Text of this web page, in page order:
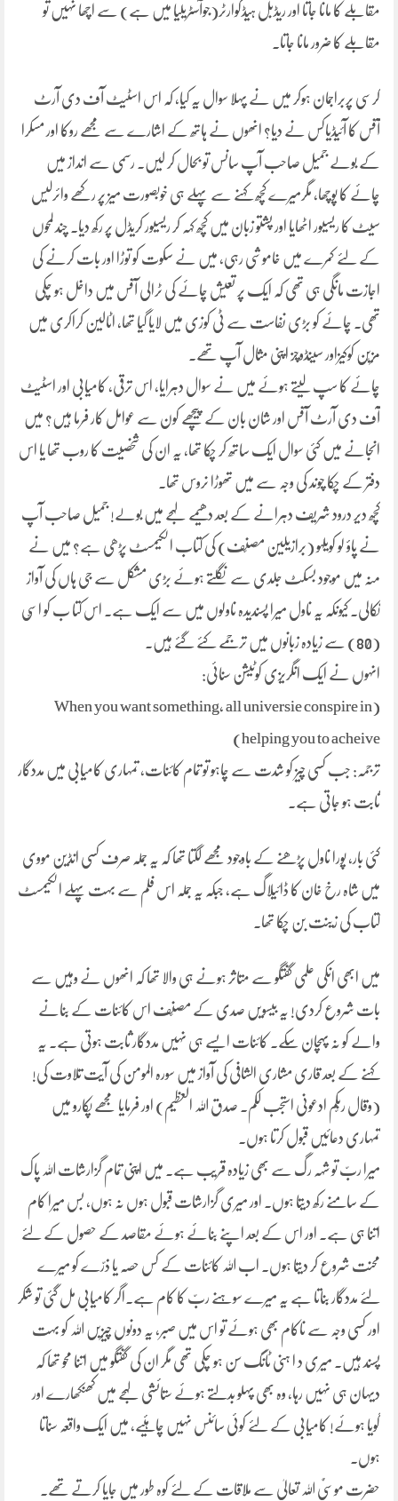
مقابلے کا مانا جاتا اور ریڈبل ہیڈکوارٹر(جوآسٹریلیا میں ہے) سے اچھا نہیں تو
مقابلے کا ضرور مانا جاتا۔
کرسی پربراجمان ہوکر میں نے پہلا سوال یہ کیا، کہ اس اسٹیٹ آف دی آرٹ
آفس کا آئیڈیاکس نے دیا؟ انھوں نے ہاتھ کے اشارے سے مجھے روکا اور مسکرا
کے بولے جمیل صاحب آپ سانس تو بحال کر لیں۔ رسمی سے انداز میں
چائے کا پوچھا، مگرمیرے کچھ کہنے سے پہلے ہی خوبصورت میز پر رکھے وائرلیس
سیٹ کا ریسیور اٹھایا اور پشتو زبان میں کچھ کہہ کر ریسیور کریڈل پر رکھ دیا۔ چند لمحوں
کے لئے کمرے میں خاموشی رہی، میں نے سکوت کو توڑا اور بات کرنے کی
اجازت مانگی ہی تھی کہ ایک پر تعیش چائے کی ٹرالی آفس میں داخل ہو چکی
تھی۔ چائے کو بڑی نفاست سے ٹی کوزی میں لایا گیا تھا، اٹالین کراکری میں
مزیّن کوکیزاور سینڈوچز اپنی مثال آپ تھے۔
چائے کا سپ لیتے ہوئے میں نے سوال دہرایا، اس ترقی، کامیابی اور اسٹیٹ
آف دی آرٹ آفس اور شان بان کے پیچھے کون سے عوامل کار فرما ہیں؟ میں
انجانے میں کئی سوال ایک ساتھ کر چکا تھا، یہ ان کی شخصیت کا روب تھا یا اس
دفتر کے چکا چوند کی وجہ سے میں تھوڑا نروس تھا۔
کچھ دیر درود شریف دہرانے کے بعد دھیمے لہجے میں بولے! جمیل صاحب آپ
نے پاؤ لو کویلہو (برازیلین مصنّف) کی کتاب الکیمسٹ پڑھی ہے؟ میں نے
منہ میں موجود بسکٹ جلدی سے نگلتے ہوئے بڑی مشکل سے جی ہاں کی آواز
نکالی۔ کیونکہ یہ ناول میرا پسندیدہ ناولوں میں سے ایک ہے۔ اس کتا ب کو اسّی
(80) سے زیادہ زبانوں میں ترجمے کئے گئے ہیں۔
انہوں نے ایک انگریزی کوٹیشن سنائی:
(When you want something, all universie conspire in
helping you to acheive)
ترجمہ: جب کسی چیز کو شدت سے چاہو تو تمام کائنات، تمہاری کامیابی میں مددگار
ثابت ہو جاتی ہے۔
کئی بار، پورا ناول پڑھنے کے باوجود مجھے لگتا تھا کہ یہ جملہ صرف کسی انڈین مووی
میں شاہ رخ خان کا ڈائیلاگ ہے، جبکہ یہ جملہ اس فلم سے بہت پہلے الکیمسٹ
کتاب کی زینت بن چکا تھا۔
میں ابھی انکی علمی گفتگو سے متاثر ہونے ہی والا تھا کہ انھوں نے وہیں سے
بات شروع کردی! یہ بیسویں صدی کے مصنّف اس کائنات کے بنانے
والے کو نہ پہچان سکے۔ کائنات ایسے ہی نہیں مددگار ثابت ہوتی ہے۔ یہ
کہنے کے بعد قاری مشاری الشافی کی آواز میں سورہ المومن کی آیت تلاوت کی!
(وقال ربّکم ادعونی استجب لکم۔ صدق اللہ العظیم) اور فرمایا مجھے پکارو میں
تمہاری دعائیں قبول کرتا ہوں۔
میرا ربّ تو شہہ رگ سے بھی زیادہ قریب ہے۔ میں اپنی تمام گزارشات اللہ پاک
کے سامنے رکھ دیتا ہوں۔ اور میری گزارشات قبول ہوں نہ ہوں، بس میرا کام
اتنا ہی ہے۔ اور اس کے بعد اپنے بنائے ہوئے مقاصد کے حصول کے لئے
محنت شروع کر دیتا ہوں۔ اب اللہ کائنات کے کس حصّہ یا ذرّے کو میرے
لئے مددگار بناتا ہے یہ میرے سوہنے ربّ کا کام ہے۔اگر کامیابی مل گئی تو شکر
اور کسی وجہ سے ناکام بھی ہوئے تو اس میں صبر، یہ دونوں چیزیں اللہ کو بہت
پسند ہیں۔ میری د ا ہنی ٹانگ سن ہو چکی تھی مگر ان کی گفتگو میں اتنا محو تھا کہ
دیہان ہی نہیں رہا، وہ بھی پہلو بدلتے ہوئے ستائشی لہجے میں کھنکھارے اور
گویا ہوئے! کامیابی کے لئے کوئی سائنس نہیں چاہئیے، میں ایک واقعہ سناتا
ہوں۔
حضرت موسیٌٰ اللہ تعالیٰ سے ملاقات کے لئے کوہ طور میں جایا کرتے تھے۔